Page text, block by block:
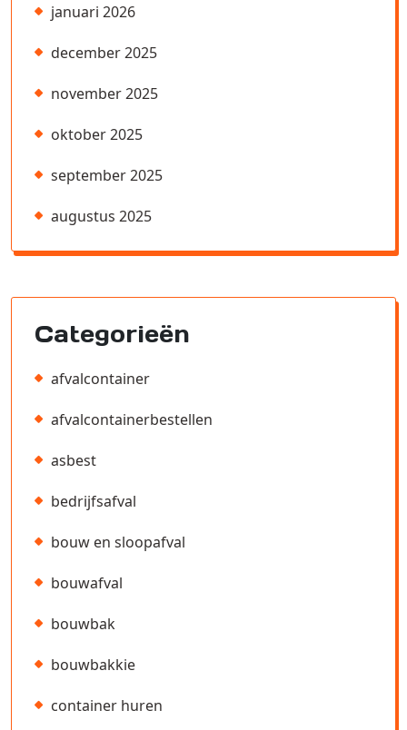
januari 2026
december 2025
november 2025
oktober 2025
september 2025
augustus 2025
Categorieën
afvalcontainer
afvalcontainerbestellen
asbest
bedrijfsafval
bouw en sloopafval
bouwafval
bouwbak
bouwbakkie
container huren